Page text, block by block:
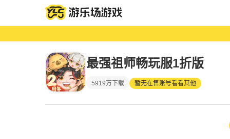
最强祖师畅玩服1折版
5919万下载 暂无在售账号看看其他